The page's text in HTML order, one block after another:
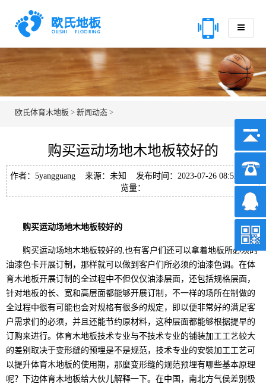
欧氏体育木地板 > 新闻动态 >
购买运动场地木地板较好的
作者：5yangguang 来源：未知 发布时间：2023-07-26 08:52 浏
览量：
购买运动场地木地板较好的
购买运动场地木地板较好的,也有客户们还可以拿着地板所必须的
油漆色卡开展订制，那样就可以做到客户们所必须的油漆色调。在体
育木地板开展订制的全过程中不但仅仅油漆层面，还包括规格层面，
针对地板的长、宽和高层面都能够开展订制，不一样的场所在制做的
全过程中很有可能也会对规格有很多的规定，即以便非常好的满足客
户需求们的必须，并且还能节约原材料，这种层面都能够根据提早的
订购来进行。体育木地板技术专业与不技术专业的铺装加工工艺较大
的差别取决于变形缝的预埋是不是规范，技术专业的安裝加工工艺可
以提升体育木地板的使用期，那麼变形缝的规范预埋有哪些基本原理
呢？下边体育木地板给大伙儿解释一下。在中国，南北方气侯差别极